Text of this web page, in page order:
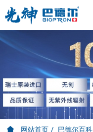
网站首页 巴德尔百科